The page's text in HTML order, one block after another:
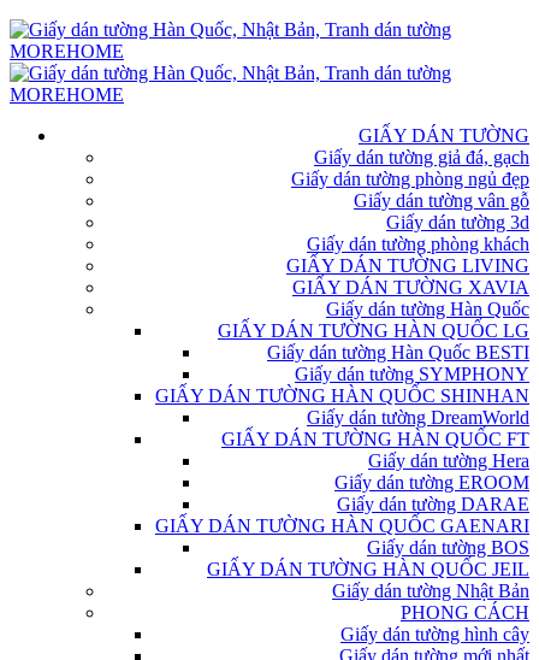
GIẤY DÁN TƯỜNG
Giấy dán tường giả đá, gạch
Giấy dán tường phòng ngủ đẹp
Giấy dán tường vân gỗ
Giấy dán tường 3d
Giấy dán tường phòng khách
GIẤY DÁN TƯỜNG LIVING
GIẤY DÁN TƯỜNG XAVIA
Giấy dán tường Hàn Quốc
GIẤY DÁN TƯỜNG HÀN QUỐC LG
Giấy dán tường Hàn Quốc BESTI
Giấy dán tường SYMPHONY
GIẤY DÁN TƯỜNG HÀN QUỐC SHINHAN
Giấy dán tường DreamWorld
GIẤY DÁN TƯỜNG HÀN QUỐC FT
Giấy dán tường Hera
Giấy dán tường EROOM
Giấy dán tường DARAE
GIẤY DÁN TƯỜNG HÀN QUỐC GAENARI
Giấy dán tường BOS
GIẤY DÁN TƯỜNG HÀN QUỐC JEIL
Giấy dán tường Nhật Bản
PHONG CÁCH
Giấy dán tường hình cây
Giấy dán tường mới nhất